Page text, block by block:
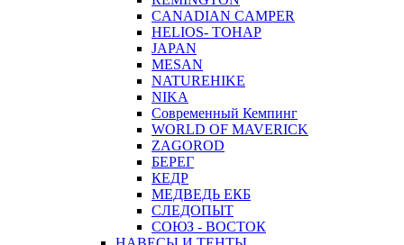
CANADIAN CAMPER
HELIOS- ТОНАР
JAPAN
MESAN
NATUREHIKE
NIKA
Современный Кемпинг
WORLD OF MAVERICK
ZAGOROD
БЕРЕГ
КЕДР
МЕДВЕДЬ ЕКБ
СЛЕДОПЫТ
СОЮЗ - ВОСТОК